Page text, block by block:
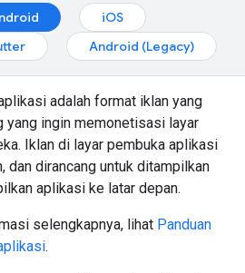
iOS
Android (Legacy)
adalah format iklan yang
yang ingin memonetisasi layar
Iklan di layar pembuka aplikasi
dan dirancang untuk ditampilkan
aplikasi ke latar depan.
selengkapnya, lihat Panduan
.